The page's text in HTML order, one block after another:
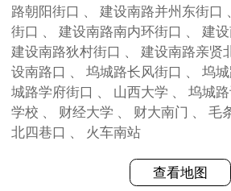
路朝阳街口 、 建设南路并州东街口 、 建设南路双塔寺
街口 、 建设南路南内环街口 、 建设南路南十方街口 、
建设南路狄村街口 、 建设南路亲贤北街口 、 长风街建
设南路口 、 坞城路长风街口 、 坞城路坞城西街口 、 坞
城路学府街口 、 山西大学 、 坞城路许坦西街口 、 司法
学校 、 财经大学 、 财大南门 、 毛条厂宿舍 、 晋阳街
北四巷口 、 火车南站
查看地图